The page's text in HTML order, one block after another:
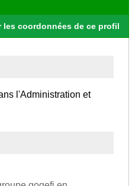
les coordonnées de ce profil
l'Administration et